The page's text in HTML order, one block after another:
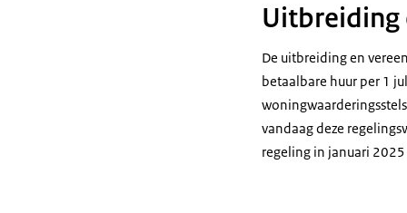
Uitbreiding
De uitbreiding en
betaalbare huur per 1
vandaag deze
regeling in januari